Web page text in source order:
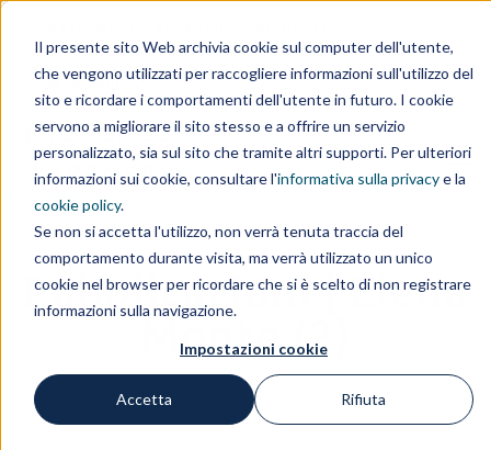
Il presente sito Web archivia cookie sul computer dell'utente,
che vengono utilizzati per raccogliere informazioni sull'utilizzo del
sito e ricordare i comportamenti dell'utente in futuro. I cookie
servono a migliorare il sito stesso e a offrire un servizio
personalizzato, sia sul sito che tramite altri supporti. Per ulteriori
informazioni sui cookie, consultare l'informativa sulla privacye la
cookie policy.
Se non si accetta l'utilizzo, non verrà tenuta traccia del
comportamento durante visita, ma verrà utilizzato un unico
cookie nel browser per ricordare che si è scelto di non registrare
informazioni sulla navigazione.
Impostazioni cookie
Accetta Rifiuta
IL GRUPPO
Pubblicazioni | Elena
Monte (2)